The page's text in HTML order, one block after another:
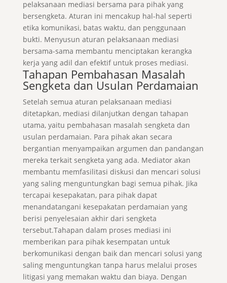
pelaksanaan mediasi bersama para pihak yang
bersengketa. Aturan ini mencakup hal-hal seperti
etika komunikasi, batas waktu, dan penggunaan
bukti. Menyusun aturan pelaksanaan mediasi
bersama-sama membantu menciptakan kerangka
kerja yang adil dan efektif untuk proses mediasi.
Tahapan Pembahasan Masalah
Sengketa dan Usulan Perdamaian
Setelah semua aturan pelaksanaan mediasi
ditetapkan, mediasi dilanjutkan dengan tahapan
utama, yaitu pembahasan masalah sengketa dan
usulan perdamaian. Para pihak akan secara
bergantian menyampaikan argumen dan pandangan
mereka terkait sengketa yang ada. Mediator akan
membantu memfasilitasi diskusi dan mencari solusi
yang saling menguntungkan bagi semua pihak. Jika
tercapai kesepakatan, para pihak dapat
menandatangani kesepakatan perdamaian yang
berisi penyelesaian akhir dari sengketa
tersebut.Tahapan dalam proses mediasi ini
memberikan para pihak kesempatan untuk
berkomunikasi dengan baik dan mencari solusi yang
saling menguntungkan tanpa harus melalui proses
litigasi yang memakan waktu dan biaya. Dengan